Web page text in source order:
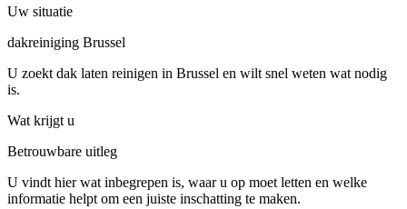
Uw situatie
dakreiniging Brussel
U zoekt dak laten reinigen in Brussel en wilt snel weten wat nodig
is.
Wat krijgt u
Betrouwbare uitleg
U vindt hier wat inbegrepen is, waar u op moet letten en welke
informatie helpt om een juiste inschatting te maken.